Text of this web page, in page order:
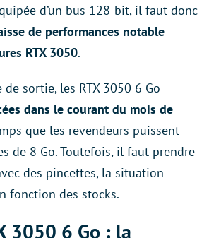
d’un bus 128-bit, il faut donc
de performances notable
RTX 3050.
sortie, les RTX 3050 6 Go
dans le courant du mois de
que les revendeurs puissent
de 8 Go. Toutefois, il faut prendre
des pincettes, la situation
fonction des stocks.
3050 6 Go : la